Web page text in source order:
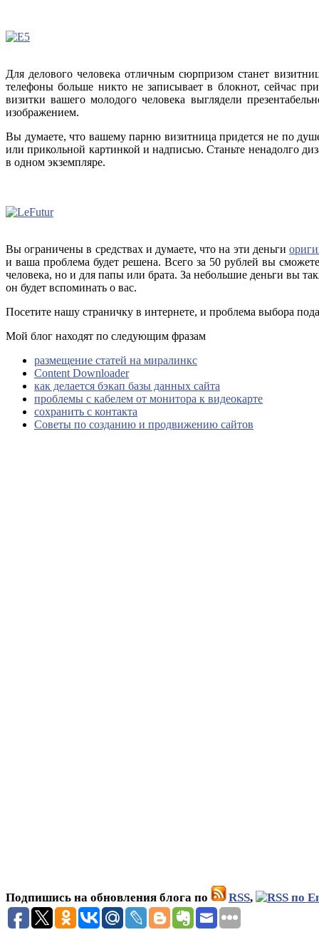
Для делового человека отличным сюрпризом станет
телефоны больше никто не записывает в блокнот, сейчас
визитки вашего молодого человека выглядели
изображением.
Вы думаете, что вашему парню визитница придется не по
или прикольной картинкой и надписью. Станьте ненадолго
в одном экземпляре.
Вы ограничены в средствах и думаете, что на эти деньги
и ваша проблема будет решена. Всего за 50 рублей вы
человека, но и для папы или брата. За небольшие деньги вы
он будет вспоминать о вас.
Посетите нашу страничку в интернете, и проблема выбора
Мой блог находят по следующим фразам
размещение статей на миралинкс
Content Downloader
как делается бэкап базы данных сайта
проблемы с кабелем от монитора к видеокарте
сохранить с контакта
Советы по созданию и продвижению сайтов
Подпишись на обновления блога по RSS,